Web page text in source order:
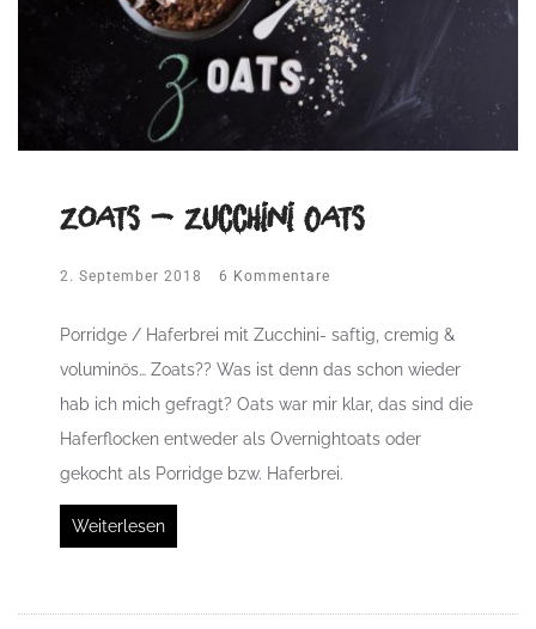
Zoats – Zucchini Oats
2. September 2018 6 Kommentare
Porridge / Haferbrei mit Zucchini- saftig, cremig &
voluminös… Zoats?? Was ist denn das schon wieder
hab ich mich gefragt? Oats war mir klar, das sind die
Haferflocken entweder als Overnightoats oder
gekocht als Porridge bzw. Haferbrei.
Weiterlesen